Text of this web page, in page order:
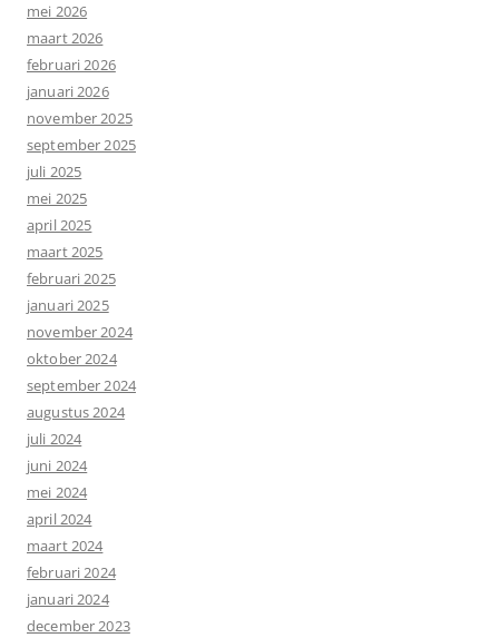
mei 2026
maart 2026
februari 2026
januari 2026
november 2025
september 2025
juli 2025
mei 2025
april 2025
maart 2025
februari 2025
januari 2025
november 2024
oktober 2024
september 2024
augustus 2024
juli 2024
juni 2024
mei 2024
april 2024
maart 2024
februari 2024
januari 2024
december 2023